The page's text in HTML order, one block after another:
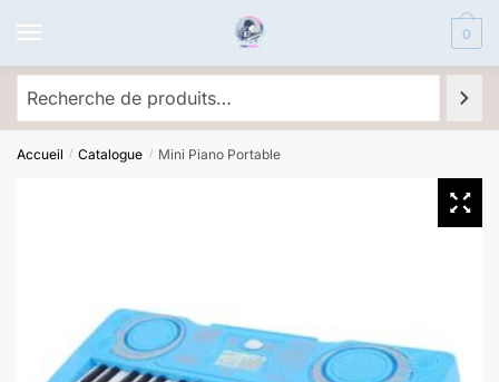
navigation
content
0
Accueil / Catalogue / Mini Piano Portable